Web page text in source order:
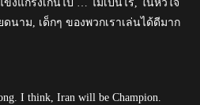
แกร่งเกินไป … ไม่เป็นไร, ในหัวใจ
นาม, เด็กๆ ของพวกเราเล่นได้ดีมาก
I think, Iran will be Champion.